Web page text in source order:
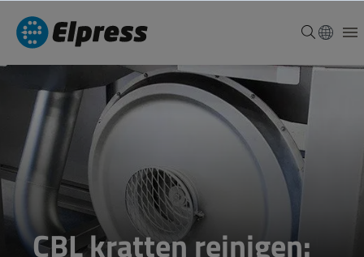
CBL kratten reinigen: